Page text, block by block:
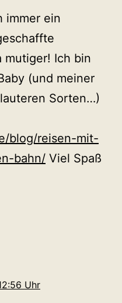
immer ein
mutiger! Ich bin
(und meiner
Sorten…)
blog/reisen-mit-
bahn/ Viel Spaß
Uhr